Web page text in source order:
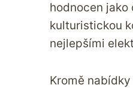
hodnocen
kulturistickou
nejlepšími
Kromě